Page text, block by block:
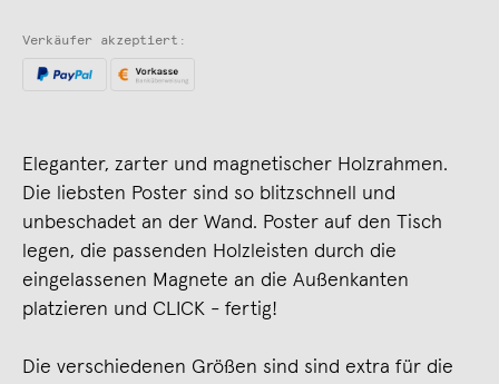
Verkäufer akzeptiert:
Eleganter, zarter und magnetischer Holzrahmen.
Die liebsten Poster sind so blitzschnell und
unbeschadet an der Wand. Poster auf den Tisch
legen, die passenden Holzleisten durch die
eingelassenen Magnete an die Außenkanten
platzieren und CLICK - fertig!
Die verschiedenen Größen sind sind extra für die